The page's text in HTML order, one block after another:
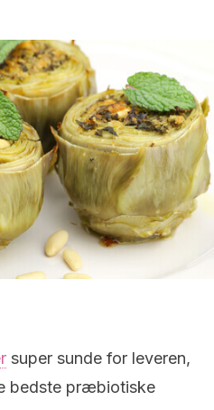
super sunde for leveren,
bedste præbiotiske